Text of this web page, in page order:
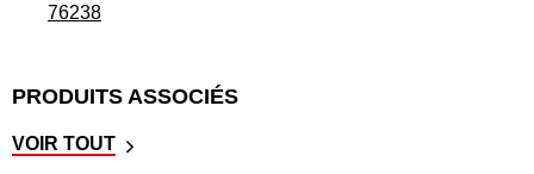
76238
PRODUITS ASSOCIÉS
VOIR TOUT